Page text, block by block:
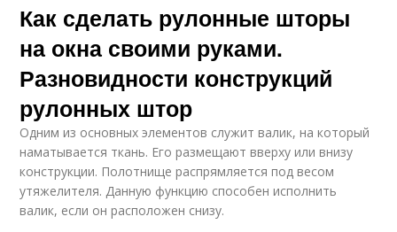
Как сделать рулонные шторы
на окна своими руками.
Разновидности конструкций
рулонных штор
Одним из основных элементов служит валик, на который
наматывается ткань. Его размещают вверху или внизу
конструкции. Полотнище распрямляется под весом
утяжелителя. Данную функцию способен исполнить
валик, если он расположен снизу.